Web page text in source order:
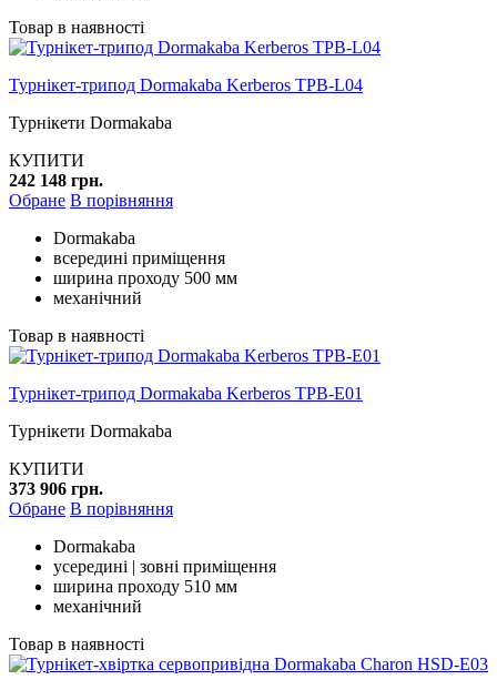
Товар в наявності
Турнікет-трипод Dormakaba Kerberos TPB-L04
Турнікети Dormakaba
КУПИТИ
242 148 грн.
Обране В порівняння
Dormakaba
всередині приміщення
ширина проходу 500 мм
механічний
Товар в наявності
Турнікет-трипод Dormakaba Kerberos TPB-E01
Турнікети Dormakaba
КУПИТИ
373 906 грн.
Обране В порівняння
Dormakaba
усередині | зовні приміщення
ширина проходу 510 мм
механічний
Товар в наявності